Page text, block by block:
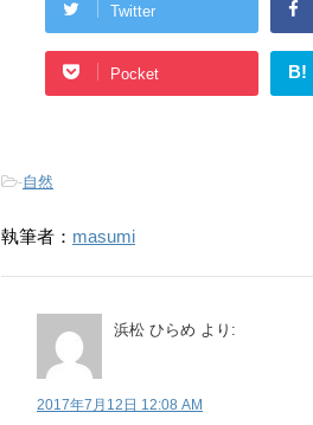
Twitter
Pocket B!
-自然
執筆者： masumi
浜松 ひらめ より:
2017年7月12日 12:08 AM